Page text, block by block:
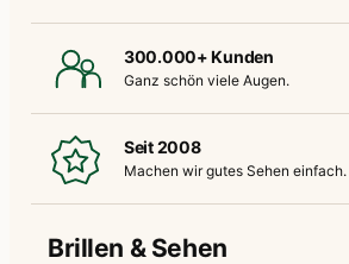
300.000+ Kunden
Ganz schön viele Augen.
Seit 2008
Machen wir gutes Sehen einfach.
Brillen & Sehen